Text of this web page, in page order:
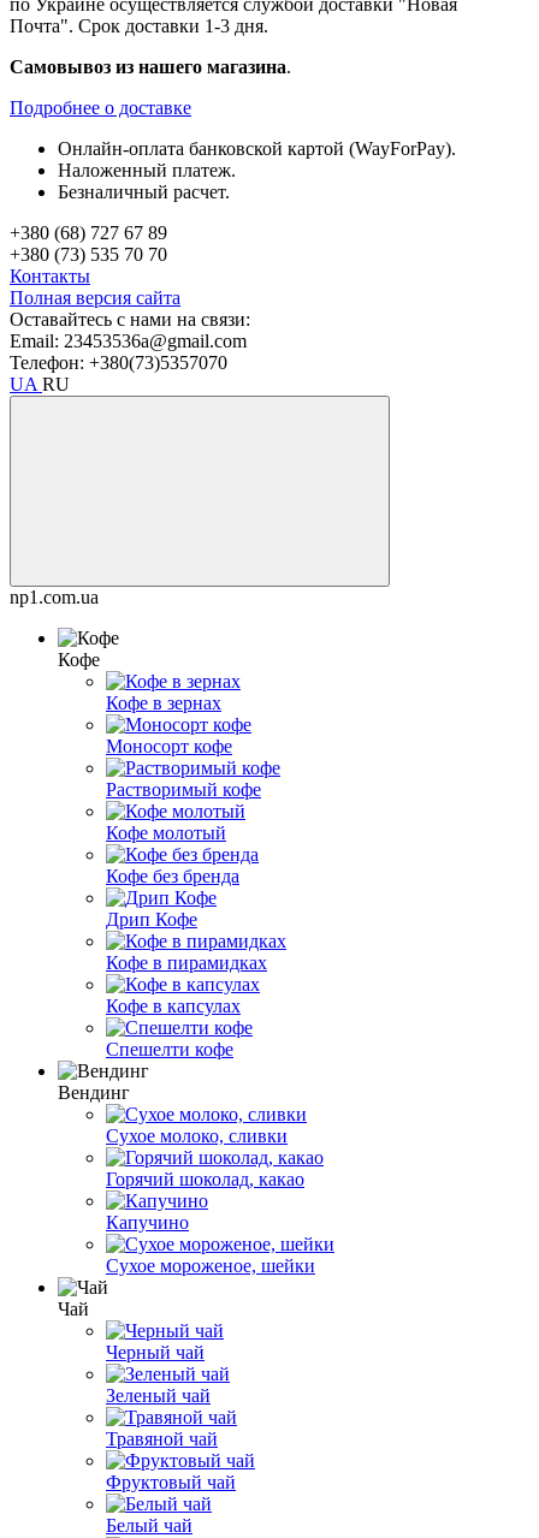
Почта". Срок доставки 1-3 дня.
Самовывоз из нашего магазина.
Подробнее о доставке
Онлайн-оплата банковской картой (WayForPay).
Наложенный платеж.
Безналичный расчет.
+380 (68) 727 67 89
+380 (73) 535 70 70
Контакты
Полная версия сайта
Оставайтесь с нами на связи:
Email: 23453536a@gmail.com
Телефон: +380(73)5357070
UA RU
np1.com.ua
Кофе
Кофе в зернах
Моносорт кофе
Растворимый кофе
Кофе молотый
Кофе без бренда
Дрип Кофе
Кофе в пирамидках
Кофе в капсулах
Спешелти кофе
Вендинг
Сухое молоко, сливки
Горячий шоколад, какао
Капучино
Сухое мороженое, шейки
Чай
Черный чай
Зеленый чай
Травяной чай
Фруктовый чай
Белый чай